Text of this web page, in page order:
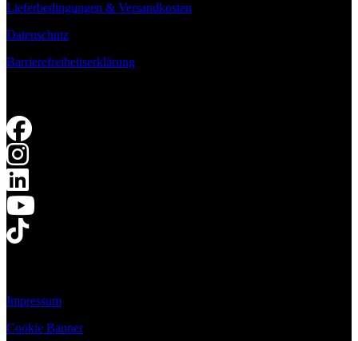
Lieferbedingungen & Versandkosten
Datenschutz
Barrierefreiheitserklärung
Impressum
Cookie Banner